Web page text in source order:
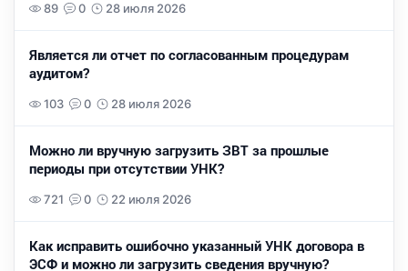
89 0 28 июля 2026
Является ли отчет по согласованным процедурам
аудитом?
103 0 28 июля 2026
Можно ли вручную загрузить ЗВТ за прошлые
периоды при отсутствии УНК?
721 0 22 июля 2026
Как исправить ошибочно указанный УНК договора в
ЭСФ и можно ли загрузить сведения вручную?